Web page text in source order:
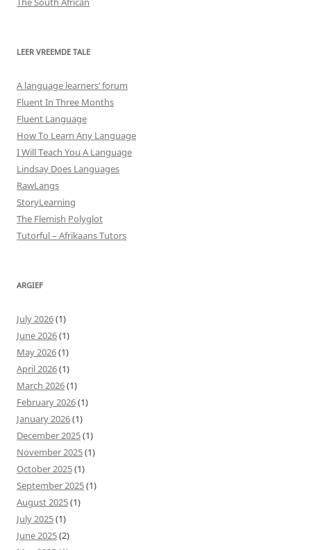
LEER VREEMDE TALE
A language learners’ forum
Fluent In Three Months
Fluent Language
How To Learn Any Language
I Will Teach You A Language
Lindsay Does Languages
RawLangs
StoryLearning
The Flemish Polyglot
Tutorful – Afrikaans Tutors
ARGIEF
July 2026(1)
June 2026(1)
May 2026(1)
April 2026(1)
March 2026(1)
February 2026(1)
January 2026(1)
December 2025(1)
November 2025(1)
October 2025(1)
September 2025(1)
August 2025(1)
July 2025(1)
June 2025(2)